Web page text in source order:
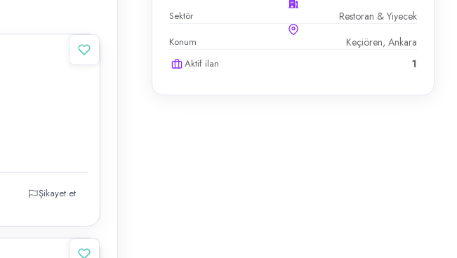
Sektör Restoran & Yiyecek
Konum Keçiören, Ankara
Aktif ilan 1
Şikayet et